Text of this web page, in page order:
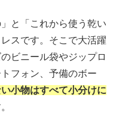
と「これから使う乾い
スです。そこで大活躍
ビニール袋やジップロ
フォン、予備のボー
小物はすべて小分けに